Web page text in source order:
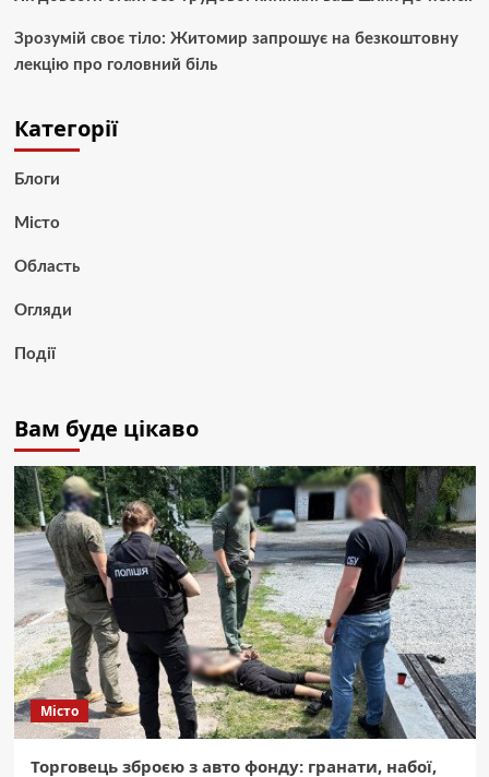
Зрозумій своє тіло: Житомир запрошує на безкоштовну
лекцію про головний біль
Категорії
Блоги
Місто
Область
Огляди
Події
Вам буде цікаво
Місто
Торговець зброєю з авто фонду: гранати, набої,